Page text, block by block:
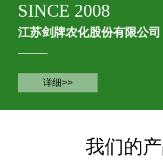
SINCE 2008
江苏剑牌农化股份有限公司
详细>>
我们的